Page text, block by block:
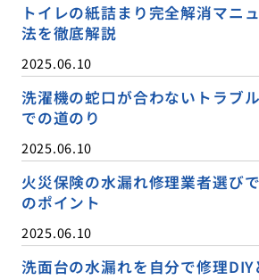
トイレの紙詰まり完全解消マニ
法を徹底解説
2025.06.10
洗濯機の蛇口が合わないトラブ
での道のり
2025.06.10
火災保険の水漏れ修理業者選び
のポイント
2025.06.10
洗面台の水漏れを自分で修理